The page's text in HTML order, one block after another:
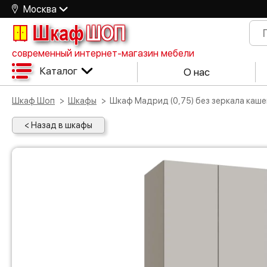
Москва
ШкафШОП
современный интернет-магазин мебели
Каталог О нас
Шкаф Шоп Шкафы Шкаф Мадрид (0,75) без зеркала
< Назад в шкафы